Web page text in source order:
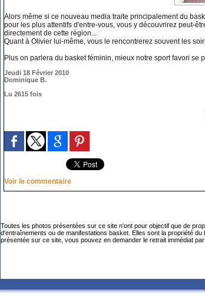
Alors même si ce nouveau media traite principalement du
pour les plus attentifs d'entre-vous, vous y découvrirez peut-
directement de cette région...
Quant à Olivier lui-même, vous le rencontrerez souvent les
Plus on parlera du basket féminin, mieux notre sport favori se
Jeudi 18 Février 2010
Dominique B.
Lu 2615 fois
Voir le commentaire
Toutes les photos présentées sur ce site n'ont pour objectif que de
d'entraînements ou de manifestations basket. Elles sont la propriété
présentée sur ce site, vous pouvez en demander le retrait immédiat par